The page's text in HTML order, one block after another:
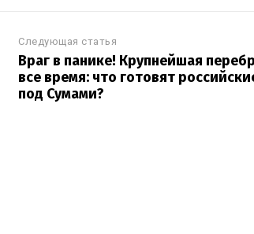
Следующая статья
Враг в панике! Крупнейшая
все время: что готовят
под Сумами?